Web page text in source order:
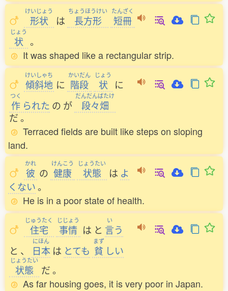
けいじょう
形状 は
ちょうほうけい
長方形
たんざく
短冊
じょう
状 。
It was shaped like a rectangular strip.
けいしゃち
傾斜地 に
かいだん
階段
じょう
状 に
つく
作 られた の が
だんだんばたけ
段々畑
だ。
Terraced fields are built like steps on sloping
land.
かれ
彼 の
けんこう
健康
じょうたい
状態 は よ
くない。
He is in a poor state of health.
じゅうたく
住宅
じじょう
事情 は と
い
言う
と 、
にほん
日本 は とても
まず
貧 しい
じょうたい
状態 だ。
As far housing goes, it is very poor in Japan.